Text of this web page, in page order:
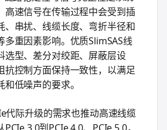
高速信号在传输过程中会受到插
、串扰、线缆长度、弯折半径和
多重因素影响。优质SlimSAS线
选型、差分对绞距、屏蔽层设
抗控制方面保持一致性，以满足
低噪声的要求。
代际升级的需求也推动高速线缆